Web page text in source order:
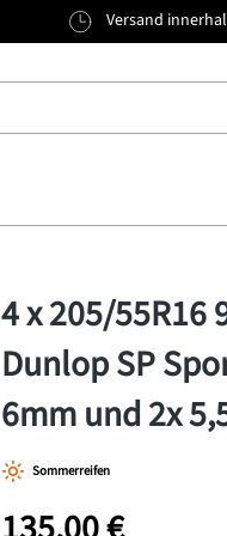
Versand
4 x 205/55R16
Dunlop SP
6mm und 2x
Sommerreifen